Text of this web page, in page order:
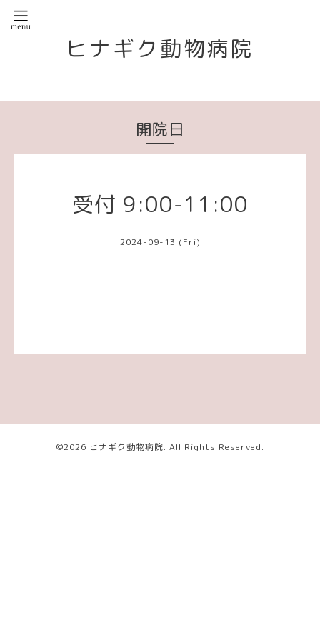
ヒナギク動物病院
開院日
受付 9:00-11:00
2024-09-13 (Fri)
©2026 ヒナギク動物病院. All Rights Reserved.